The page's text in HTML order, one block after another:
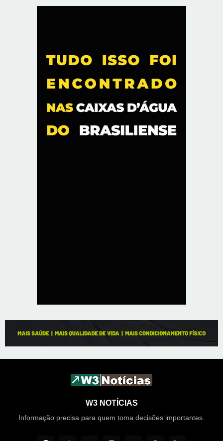
W3 NOTÍCIAS
Informação precisa para quem toma decisões importantes.